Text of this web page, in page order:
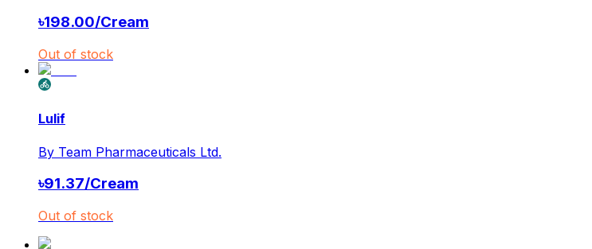
৳198.00/Cream
Out of stock
Lulif
By Team Pharmaceuticals Ltd.
৳91.37/Cream
Out of stock